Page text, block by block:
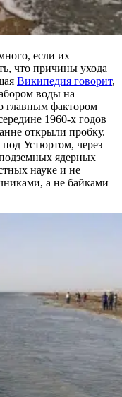
если их
что причины ухода
Википедия говорит,
воды на
главным фактором
1960-х годов
открыли пробку.
под Устюртом, через
ядерных
науке и не
а не байками